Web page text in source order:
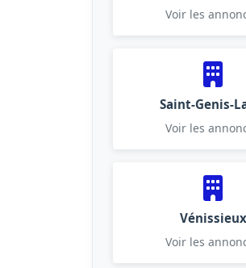
Voir les
Saint-Genis-
Voir les
Vénissieux
Voir les